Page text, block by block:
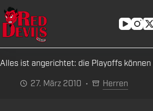
Zum
Inhalt
springen
Alles ist angerichtet: die Playoffs können
27. März 2010
Herren